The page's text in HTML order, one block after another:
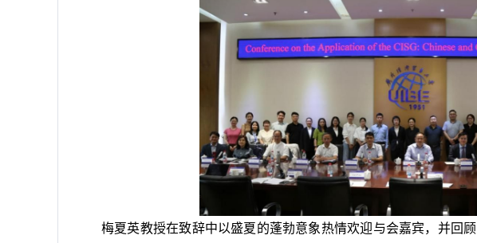
梅夏英教授在致辞中以盛夏的蓬勃意象热情欢迎与会嘉宾，并回